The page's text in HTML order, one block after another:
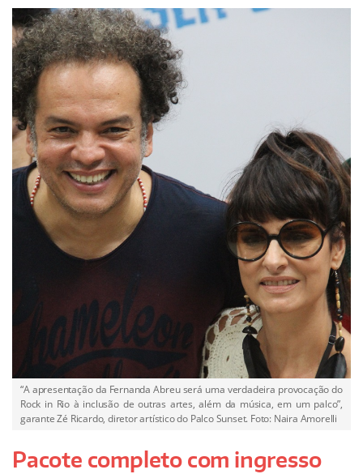
“A apresentação da Fernanda Abreu será uma verdadeira provocação do
Rock in Rio à inclusão de outras artes, além da música, em um palco”,
garante Zé Ricardo, diretor artístico do Palco Sunset. Foto: Naira Amorelli
Pacote completo com ingresso